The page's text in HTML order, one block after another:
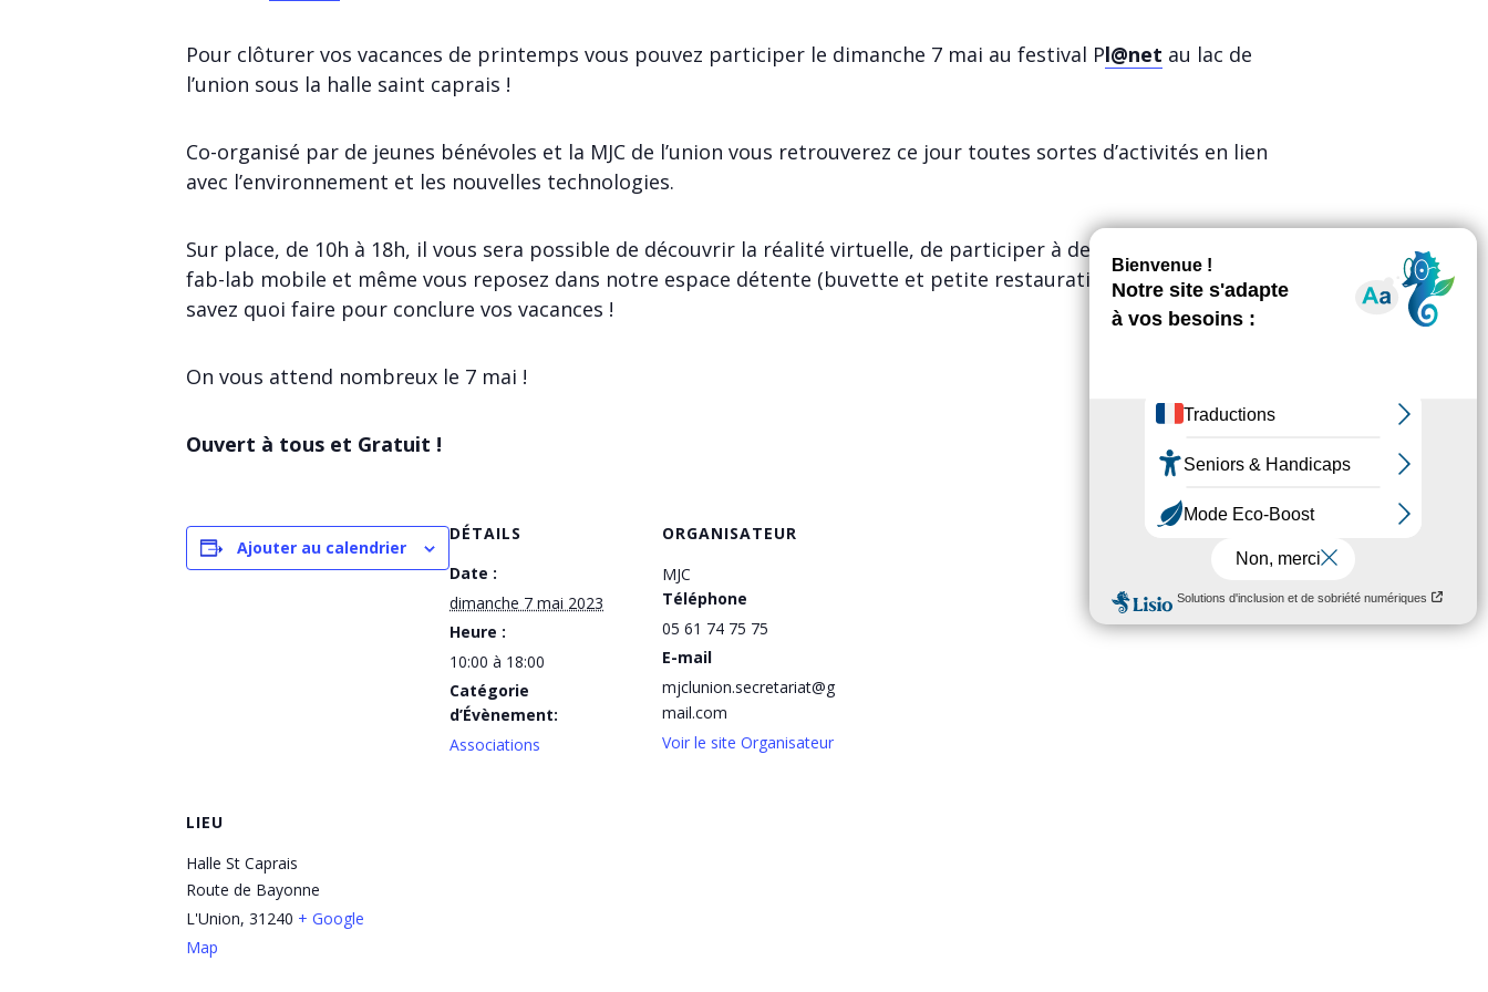
Pour clôturer vos vacances de printemps vous pouvez participer le dimanche 7 mai au festival Pl@net au lac de
l’union sous la halle saint caprais !
Co-organisé par de jeunes bénévoles et la MJC de l’union vous retrouverez ce jour toutes sortes d’activités en lien
avec l’environnement et les nouvelles technologies.
Sur place, de 10h à 18h, il vous sera possible de découvrir la réalité virtuelle, de participer à des débats, profiter du
fab-lab mobile et même vous reposez dans notre espace détente (buvette et petite restauration) ! Maintenant vous
savez quoi faire pour conclure vos vacances !
On vous attend nombreux le 7 mai !
Ouvert à tous et Gratuit !
Ajouter au calendrier
DÉTAILS
Date :
dimanche 7 mai 2023
Heure :
10:00 à 18:00
Catégorie
d’Évènement:
Associations
ORGANISATEUR
MJC
Téléphone
05 61 74 75 75
E-mail
mjclunion.secretariat@g
mail.com
Voir le site Organisateur
LIEU
Halle St Caprais
Route de Bayonne
L'Union, 31240 + Google
Map